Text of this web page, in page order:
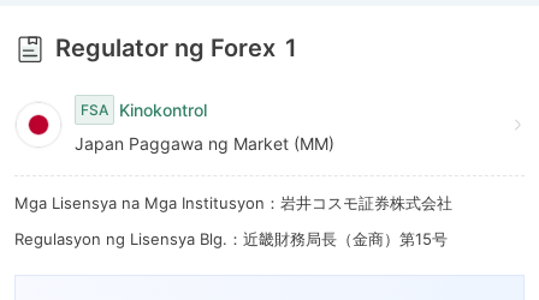
6
7
8
9
Regulator ng Forex 1
FSA
Kinokontrol
Japan Paggawa ng Market (MM)
Mga Lisensya na Mga Institusyon：岩井コスモ証券株式会社
Regulasyon ng Lisensya Blg.：近畿財務局長（金商）第15号